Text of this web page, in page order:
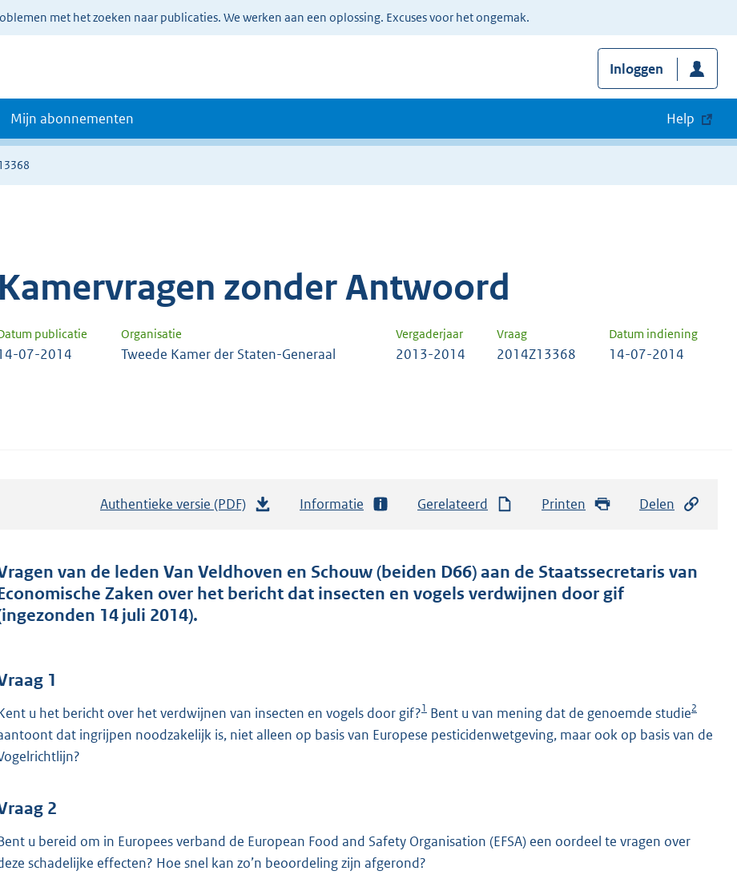
met het zoeken naar publicaties. We werken aan een oplossing. Excuses voor het ongemak.
Inloggen
Mijn abonnementen Help
Kamervragen zonder Antwoord
publicatie Organisatie Vergaderjaar Vraag Datum indiening
07-2014 Tweede Kamer der Staten-Generaal 2013-2014 2014Z13368 14-07-2014
Authentieke versie (PDF)
t
a
o
o
3
6
Informatie Gerelateerd Printen Delen
van de leden Van Veldhoven en Schouw (beiden D66) aan de Staatssecretaris van
Zaken over het bericht dat insecten en vogels verdwijnen door gif
14 juli 2014).
1
u het bericht over het verdwijnen van insecten en vogels door gif?1 Bent u van mening dat de genoemde studie2
dat ingrijpen noodzakelijk is, niet alleen op basis van Europese pesticidenwetgeving, maar ook op basis van de
2
u bereid om in Europees verband de European Food and Safety Organisation (EFSA) een oordeel te vragen over
schadelijke effecten? Hoe snel kan zo’n beoordeling zijn afgerond?